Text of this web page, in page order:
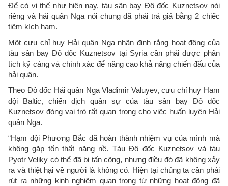
Để có vị thế như hiện nay, tàu sân bay Đô đốc Kuznetsov nói
riêng và hải quân Nga nói chung đã phải trả giá bằng 2 chiếc
tiêm kích hạm.
Một cựu chỉ huy Hải quân Nga nhận định rằng hoạt động của
tàu sân bay Đô đốc Kuznetsov tại Syria cần phải được phân
tích kỹ càng và chính xác để nâng cao khả năng chiến đấu của
hải quân.
Theo Đô đốc Hải quân Nga Vladimir Valuyev, cựu chỉ huy Hạm
đội Baltic, chiến dịch quân sự của tàu sân bay Đô đốc
Kuznetsov đóng vai trò rất quan trọng cho việc huấn luyện Hải
quân Nga.
“Hạm đội Phương Bắc đã hoàn thành nhiệm vụ của mình mà
không gặp tổn thất nặng nề. Tàu Đô đốc Kuznetsov và tàu
Pyotr Veliky có thể đã bị tấn công, nhưng điều đó đã không xảy
ra và thiệt hại về người là không có. Hiện tại chúng ta cần phải
rút ra những kinh nghiệm quan trọng từ những hoạt động đã